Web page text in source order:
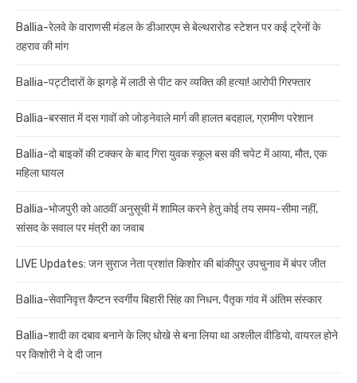
Ballia-रेलवे के वाराणसी मंडल के डीआरएम से बेल्थरारोड स्टेशन पर कई ट्रेनों के
ठहराव की मांग
Ballia-पट्टीदारों के झगड़े में लाठी से पीट कर व्यक्ति की हत्या! आरोपी गिरफ्तार
Ballia-बरसात में दस गावों को जोड़नेवाले मार्ग की हालत बदहाल, ग्रामीण परेशान
Ballia-दो बाइकों की टक्कर के बाद गिरा युवक स्कूल बस की चपेट में आया, मौत, एक
महिला घायल
Ballia-भोजपुरी को आठवीं अनुसूची में शामिल करने हेतु कोई तय समय-सीमा नहीं,
सांसद के सवाल पर मंत्री का जवाब
LIVE Updates: जन सुराज नेता प्रशांत किशोर की बांकीपुर उपचुनाव में बंपर जीत
Ballia-सेवानिवृत्त कैप्टन स्वर्गीय बिहारी सिंह का निधन, पैतृक गांव में अंतिम संस्कार
Ballia-शादी का दबाव बनाने के लिए धोखे से बना लिया था अश्लील वीडियो, वायरल होने
पर किशोरी ने दे दी जान